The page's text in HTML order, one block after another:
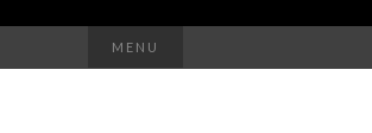
MENU